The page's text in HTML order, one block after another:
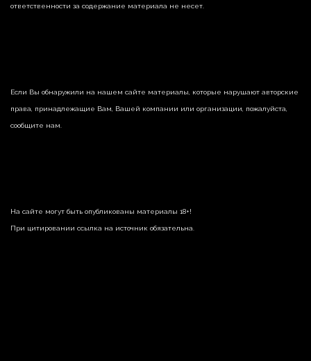
ответственности за содержание материала не несет.
Если Вы обнаружили на нашем сайте материалы, которые нарушают авторские
права, принадлежащие Вам, Вашей компании или организации, пожалуйста,
сообщите нам.
На сайте могут быть опубликованы материалы 18+!
При цитировании ссылка на источник обязательна.